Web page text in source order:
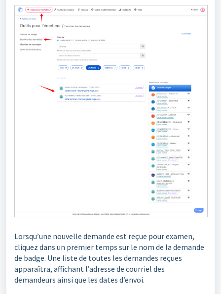
Lorsqu’une nouvelle demande est reçue pour examen,
cliquez dans un premier temps sur le nom de la demande
de badge. Une liste de toutes les demandes reçues
apparaîtra, affichant l’adresse de courriel des
demandeurs ainsi que les dates d’envoi.